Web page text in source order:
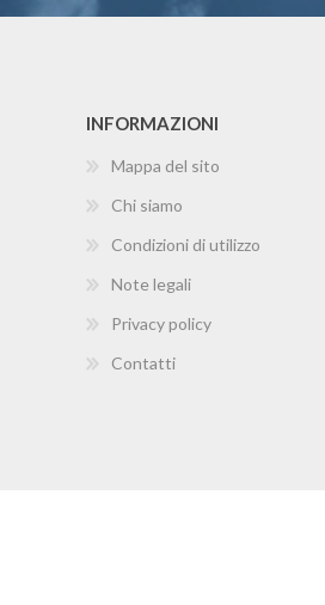
INFORMAZIONI
Mappa del sito
Chi siamo
Condizioni di utilizzo
Note legali
Privacy policy
Contatti